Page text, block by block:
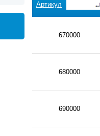
Артикул
670000
680000
690000